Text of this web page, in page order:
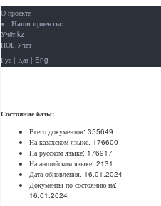
О проекте
Наши проекты:
Учёт.kz
ПОБ.Учёт
Рус | Қаз | Eng
Состояние базы:
Всего документов: 355649
На казахском языке: 176600
На русском языке: 176917
На английском языке: 2131
Дата обновления: 16.01.2024
Документы по состоянию на:
16.01.2024